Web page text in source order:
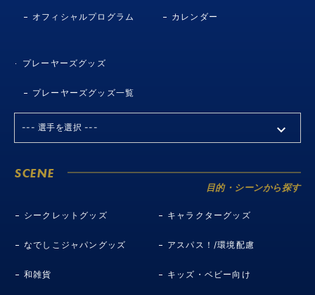
オフィシャルプログラム カレンダー
プレーヤーズグッズ
プレーヤーズグッズ一覧
SCENE
目的・シーンから探す
シークレットグッズ キャラクターグッズ
なでしこジャパングッズ アスパス！/環境配慮
和雑貨 キッズ・ベビー向け